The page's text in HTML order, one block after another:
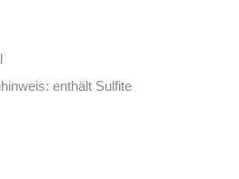
enthält Sulfite